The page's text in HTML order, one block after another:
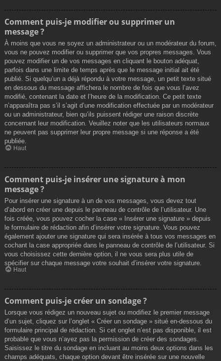
Comment puis-je modifier ou supprimer un
message ?
À moins que vous ne soyez un administrateur ou un modérateur du forum,
vous ne pouvez modifier ou supprimer que vos propres messages. Vous
pouvez modifier un de vos messages en cliquant le bouton adéquat,
parfois dans une limite de temps après que le message initial ait été
publié. Si quelqu’un a déjà répondu à votre message, un petit texte situé
en dessous du message affichera le nombre de fois que vous l’avez
modifié, contenant la date et l’heure de la modification. Ce petit texte
n’apparaîtra pas s’il s’agit d’une modification effectuée par un modérateur
ou un administrateur, bien qu’ils puissent rédiger une raison discrète
concernant leur modification. Veuillez noter que les utilisateurs normaux
ne peuvent pas supprimer leur propre message si une réponse a été
publiée.
Haut
Comment puis-je insérer une signature à mon
message ?
Pour insérer une signature à un de vos messages, vous devez tout
d’abord en créer une depuis le panneau de contrôle de l’utilisateur. Une
fois créée, vous pouvez cocher la case « Insérer une signature » depuis
le formulaire de rédaction afin d’insérer votre signature. Vous pouvez
également ajouter une signature qui sera insérée à tous vos messages en
cochant la case appropriée dans le panneau de contrôle de l’utilisateur. Si
vous choisissez cette dernière option, il ne vous sera plus utile de
spécifier sur chaque message votre souhait d’insérer votre signature.
Haut
Comment puis-je créer un sondage ?
Lorsque vous rédigez un nouveau sujet ou modifiez le premier message
d’un sujet, cliquez sur l’onglet « Créer un sondage » situé en-dessous du
formulaire principal de rédaction. Si cet onglet n’est pas disponible, il est
probable que vous n’ayez pas la permission de créer des sondages.
Saisissez le titre du sondage en incluant au moins deux options dans les
champs adéquats, chaque option devant être insérée sur une nouvelle